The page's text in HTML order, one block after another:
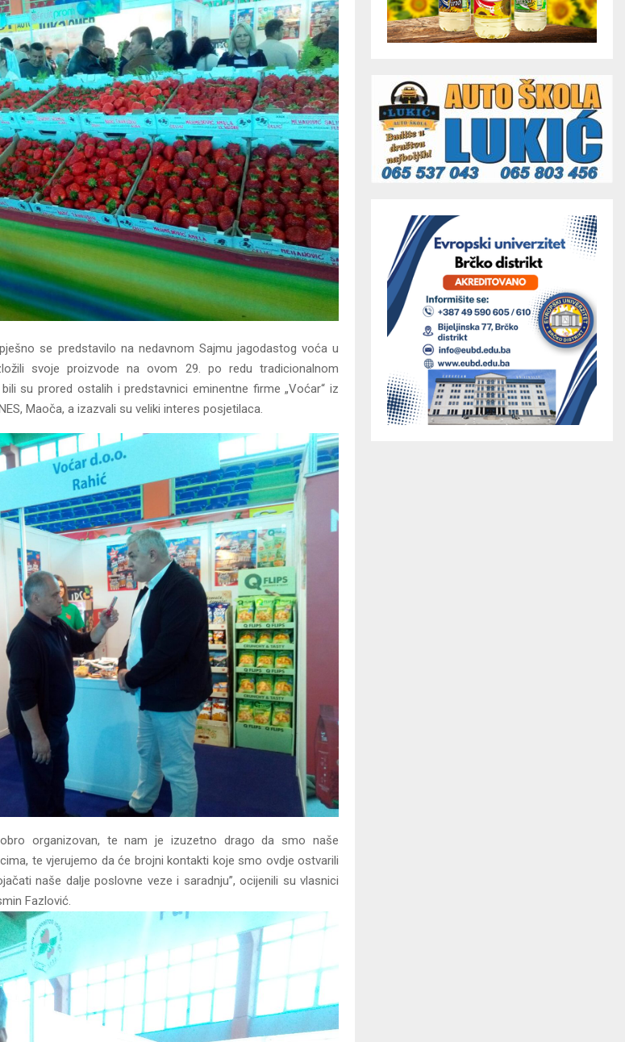
se predstavilo na nedavnom Sajmu jagodastog voća u
svoje proizvode na ovom 29. po redu tradicionalnom
su prored ostalih i predstavnici eminentne firme „Voćar“ iz
Maoča, a izazvali su veliki interes posjetilaca.
organizovan, te nam je izuzetno drago da smo naše
te vjerujemo da će brojni kontakti koje smo ovdje ostvarili
naše dalje poslovne veze i saradnju”, ocijenili su vlasnici
Fazlović.